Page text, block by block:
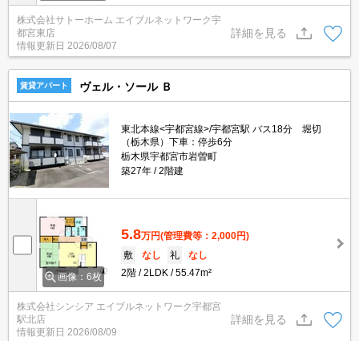
株式会社サトーホーム エイブルネットワーク宇
都宮東店
情報更新日 2026/08/07
詳細を見る
賃貸アパート ヴェル・ソール Ｂ
東北本線<宇都宮線>/宇都宮駅 バス18分 堀切
（栃木県）下車：停歩6分
栃木県宇都宮市岩曽町
築27年
2階建
画像：6枚
5.8万円(管理費等：2,000円)
敷
なし 礼
なし
2階
2LDK 55.47m²
株式会社シンシア エイブルネットワーク宇都宮
駅北店
情報更新日 2026/08/09
詳細を見る